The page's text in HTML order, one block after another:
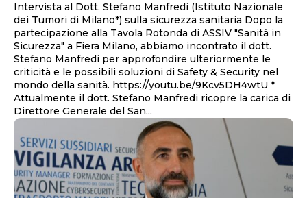
Intervista al Dott. Stefano Manfredi (Istituto Nazionale
dei Tumori di Milano*) sulla sicurezza sanitaria Dopo la
partecipazione alla Tavola Rotonda di ASSIV "Sanità in
Sicurezza" a Fiera Milano, abbiamo incontrato il dott.
Stefano Manfredi per approfondire ulteriormente le
criticità e le possibili soluzioni di Safety & Security nel
mondo della sanità. https://youtu.be/9Kcv5DH4wtU *
Attualmente il dott. Stefano Manfredi ricopre la carica di
Direttore Generale del San...